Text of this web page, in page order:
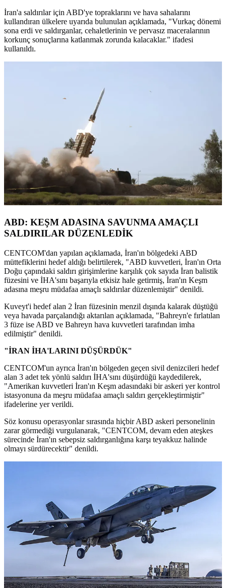
İran'a saldırılar için ABD'ye topraklarını ve hava sahalarını
kullandıran ülkelere uyarıda bulunulan açıklamada, "Vurkaç dönemi
sona erdi ve saldırganlar, cehaletlerinin ve pervasız maceralarının
korkunç sonuçlarına katlanmak zorunda kalacaklar." ifadesi
kullanıldı.
ABD: KEŞM ADASINA SAVUNMA AMAÇLI
SALDIRILAR DÜZENLEDİK
CENTCOM'dan yapılan açıklamada, İran'ın bölgedeki ABD
müttefiklerini hedef aldığı belirtilerek, "ABD kuvvetleri, İran'ın Orta
Doğu çapındaki saldırı girişimlerine karşılık çok sayıda İran balistik
füzesini ve İHA'sını başarıyla etkisiz hale getirmiş, İran'ın Keşm
adasına meşru müdafaa amaçlı saldırılar düzenlemiştir" denildi.
Kuveyt'i hedef alan 2 İran füzesinin menzil dışında kalarak düştüğü
veya havada parçalandığı aktarılan açıklamada, "Bahreyn'e fırlatılan
3 füze ise ABD ve Bahreyn hava kuvvetleri tarafından imha
edilmiştir" denildi.
"İRAN İHA'LARINI DÜŞÜRDÜK"
CENTCOM'un ayrıca İran'ın bölgeden geçen sivil denizcileri hedef
alan 3 adet tek yönlü saldırı İHA'sını düşürdüğü kaydedilerek,
"Amerikan kuvvetleri İran'ın Keşm adasındaki bir askeri yer kontrol
istasyonuna da meşru müdafaa amaçlı saldırı gerçekleştirmiştir"
ifadelerine yer verildi.
Söz konusu operasyonlar sırasında hiçbir ABD askeri personelinin
zarar görmediği vurgulanarak, "CENTCOM, devam eden ateşkes
sürecinde İran'ın sebepsiz saldırganlığına karşı teyakkuz halinde
olmayı sürdürecektir" denildi.